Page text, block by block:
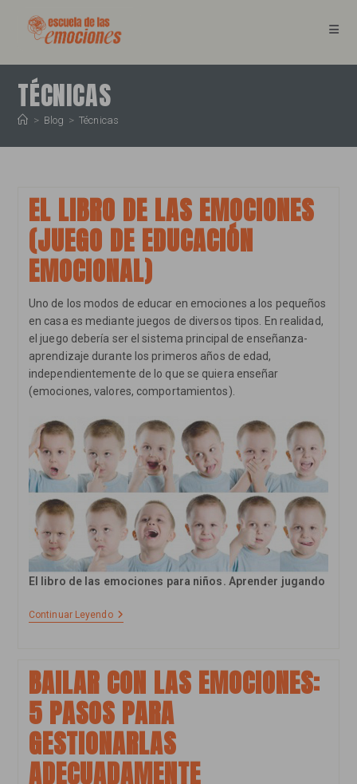
contenido
TÉCNICAS
> Blog > Técnicas
EL LIBRO DE LAS EMOCIONES
(JUEGO DE EDUCACIÓN
EMOCIONAL)
Uno de los modos de educar en emociones a los pequeños
en casa es mediante juegos de diversos tipos. En realidad,
el juego debería ser el sistema principal de enseñanza-
aprendizaje durante los primeros años de edad,
independientemente de lo que se quiera enseñar
(emociones, valores, comportamientos).
El libro de las emociones para niños. Aprender jugando
Continuar LeyendoEl
(juego
De
Educación
Emocional)
BAILAR CON LAS EMOCIONES:
5 PASOS PARA
GESTIONARLAS
ADECUADAMENTE